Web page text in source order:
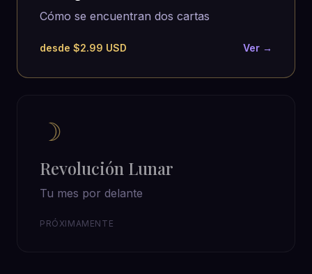
Cómo se encuentran dos cartas
desde $2.99 USD Ver →
☽
Revolución Lunar
Tu mes por delante
PRÓXIMAMENTE